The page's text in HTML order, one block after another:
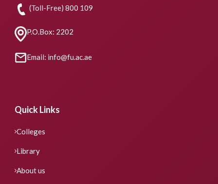
(Toll-Free) 800 109
P.O.Box: 2202
Email: info@fu.ac.ae
Quick Links
Colleges
Library
About us